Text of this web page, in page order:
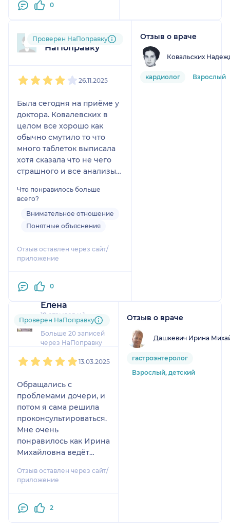
0
Пользователь
НаПоправку
Проверен НаПоправку
26.11.2025
Была сегодня на приёме у
доктора. Ковалевских в
целом все хорошо как
обычно смутило то что
много таблеток выписала
хотя сказала что не чего
страшного и все анализы
Что понравилось больше
всего?
Внимательное отношение
Понятные объяснения
Отзыв оставлен через сайт/
приложение
0
Отзыв о враче
Ковальских
кардиолог Взрослый
Елена
10 отзывов и1
оценка
Больше 20 записей
через НаПоправку
Проверен НаПоправку
13.03.2025
Обращались с
проблемами дочери, и
потом я сама решила
проконсультироваться.
Мне очень
понравилось как Ирина
Михайловна ведёт
выслушает, даст
рекомендации. И если
нужно ехать снова, она
Отзыв оставлен через сайт/
приложение
2
Отзыв о враче
Дашкевич Ирина
гастроэнтеролог
Взрослый, детский